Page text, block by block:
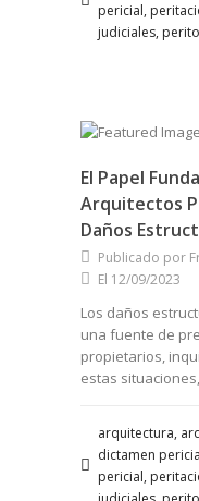
pericial,
judiciales,
El Papel
Arquitectos
Daños
Publicado por
El 12/09/2023
Los daños
una fuente de
propietarios,
estas
arquitectura,
dictamen
pericial,